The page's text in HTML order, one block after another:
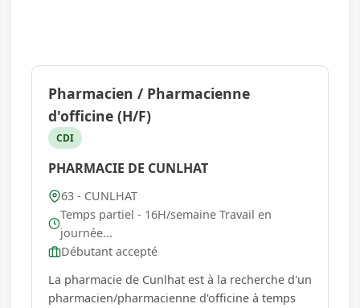
Pharmacien / Pharmacienne
d'officine (H/F)
CDI
PHARMACIE DE CUNLHAT
63 - CUNLHAT
Temps partiel - 16H/semaine Travail en
journée...
Débutant accepté
La pharmacie de Cunlhat est à la recherche d'un
pharmacien/pharmacienne d'officine à temps